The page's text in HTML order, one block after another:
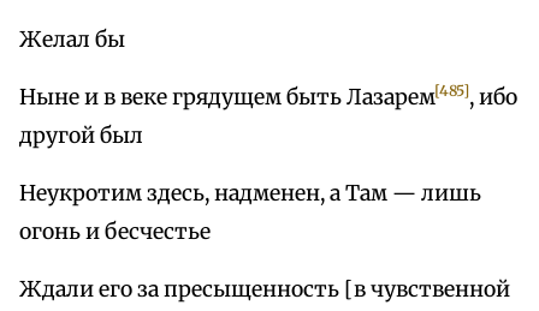
Желал бы
Ныне и в веке грядущем быть Лазарем[485], ибо
другой был
Неукротим здесь, надменен, а Там — лишь
огонь и бесчестье
Ждали его за пресыщенность [в чувственной